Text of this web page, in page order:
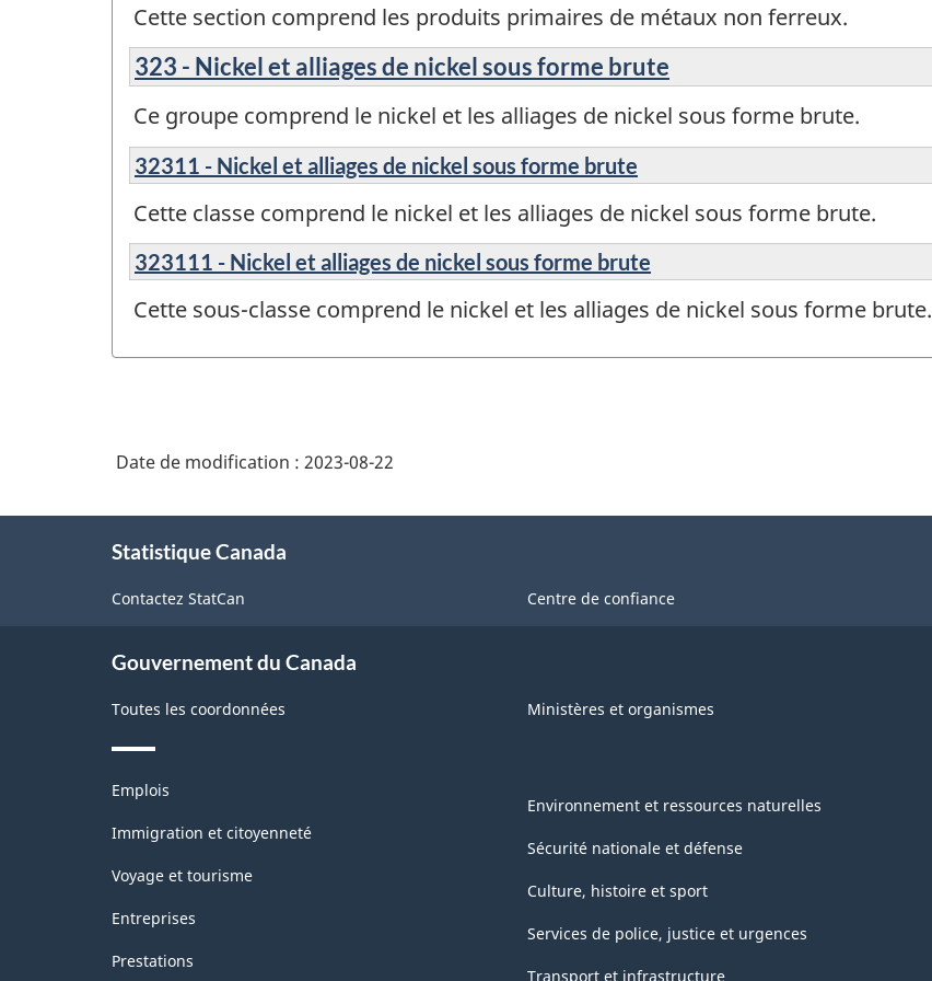
Cette section comprend les produits primaires de métaux non ferreux.
323 - Nickel et alliages de nickel sous forme brute
Ce groupe comprend le nickel et les alliages de nickel sous forme brute.
32311 - Nickel et alliages de nickel sous forme brute
Cette classe comprend le nickel et les alliages de nickel sous forme brute.
323111 - Nickel et alliages de nickel sous forme brute
Cette sous-classe comprend le nickel et les alliages de nickel sous forme brute.
Date de modification : 2023-08-22
Statistique Canada
Contactez StatCan Centre de confiance
Gouvernement du Canada
Toutes les coordonnées Ministères et organismes
Thèmes
sujets
Emplois
Immigration et citoyenneté
Voyage et tourisme
Entreprises
Prestations
Environnement et ressources naturelles
Sécurité nationale et défense
Culture, histoire et sport
Services de police, justice et urgences
Transport et infrastructure